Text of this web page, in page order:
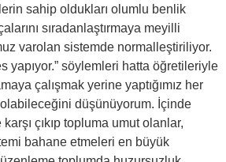
sahip oldukları olumlu benlik
sıradanlaştırmaya meyilli
varolan sistemde normalleştiriliyor.
yapıyor.” söylemleri hatta öğretileriyle
çalışmak yerine yaptığımız her
düşünüyorum. İçinde
çıkıp topluma umut olanlar,
bahane etmeleri en büyük